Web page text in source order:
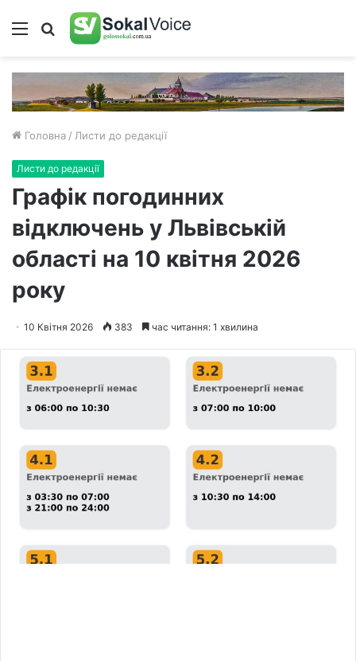
Меню Пошук
Головна / Листи до редакції
Листи до редакції
Графік погодинних
відключень у Львівській
області на 10 квітня 2026
року
10 Квітня 2026 383 час читання: 1 хвилина